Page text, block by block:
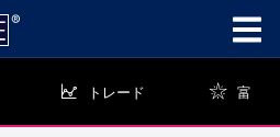
トレード 富